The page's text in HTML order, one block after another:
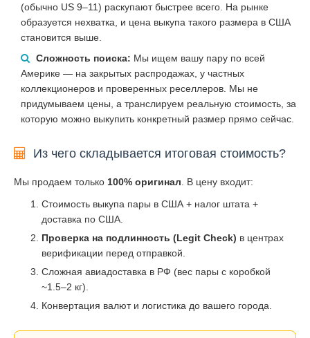
(обычно US 9–11) раскупают быстрее всего. На рынке
образуется нехватка, и цена выкупа такого размера в США
становится выше.
Сложность поиска: Мы ищем вашу пару по всей
Америке — на закрытых распродажах, у частных
коллекционеров и проверенных реселлеров. Мы не
придумываем цены, а транслируем реальную стоимость, за
которую можно выкупить конкретный размер прямо сейчас.
Из чего складывается итоговая стоимость?
Мы продаем только 100% оригинал . В цену входит:
Стоимость выкупа пары в США + налог штата +
доставка по США.
Проверка на подлинность (Legit Check) в центрах
верификации перед отправкой.
Сложная авиадоставка в РФ (вес пары с коробкой
~1.5–2 кг).
Конвертация валют и логистика до вашего города.